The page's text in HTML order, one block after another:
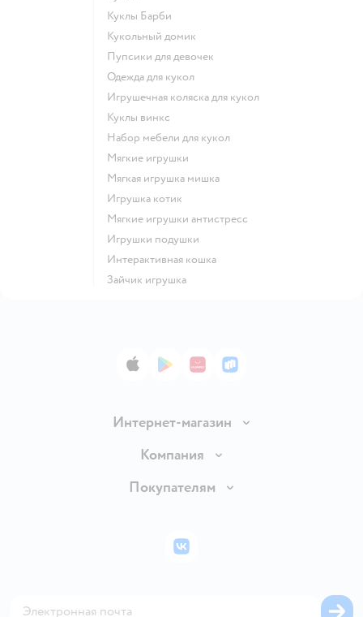
Куклы Барби
Кукольный домик
Пупсики для девочек
Одежда для кукол
Игрушечная коляска для кукол
Куклы винкс
Набор мебели для кукол
Мягкие игрушки
Мягкая игрушка мишка
Игрушка котик
Мягкие игрушки антистресс
Игрушки подушки
Интерактивная кошка
Зайчик игрушка
App StoreGoogle Play
AppGallery
RuStore
Интернет-магазин
Доставка и оплата
Правила продажи
Политика использования файлов cookie
Компания
Вакансии
Покупателям
Бонусные карты
ВКонтакте